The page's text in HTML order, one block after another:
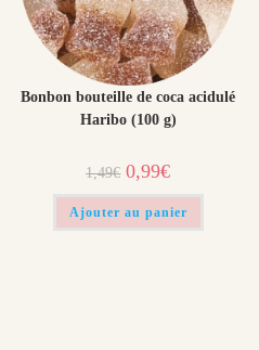
Bonbon bouteille de coca acidulé
Haribo (100 g)
1,49€ Le
prix
initial
était :
1,49€.
0,99€Le
prix
actuel
est :
0,99€.
Ajouter au panier